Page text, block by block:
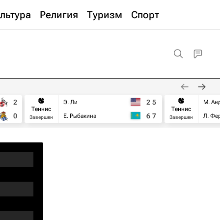
Религия Туризм Спорт
2
0
Теннис
Завершен
Э. Ли
Е. Рыбакина
2 5
6 7
Теннис
Завершен
М.
Л.